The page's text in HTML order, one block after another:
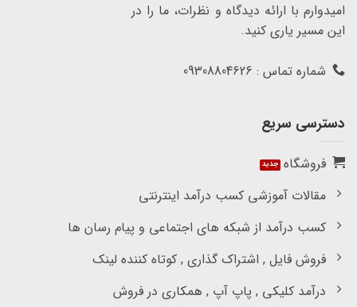
امیدوارم با ارائه دیدگاه و نظرات، ما را در
این مسیر یاری کنید.
شماره تماس : 09308804626
دسترسی سریع
فروشگاه
مقالات آموزشی کسب درآمد اینترنتی
کسب درآمد از شبکه های اجتماعی و پیام رسان ها
فروش فایل , اشتراک گذاری , کوتاه کننده لینک
درآمد کلیکی , پاپ آپ , همکاری در فروش